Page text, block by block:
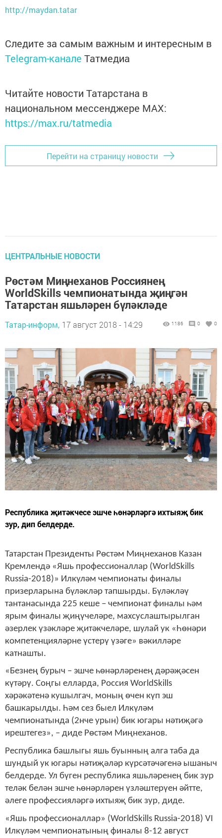
http://maydan.tatar
Следите за самым важным и интересным в
Telegram-канале Татмедиа
Читайте новости Татарстана в
национальном мессенджере MАХ:
https://max.ru/tatmedia
Перейти на страницу новости
ЦЕНТРАЛЬНЫЕ НОВОСТИ
Рөстәм Миңнеханов Россиянең
WorldSkills чемпионатында җиңгән
Татарстан яшьләрен бүләкләде
Татар-информ, 17 август 2018 - 14:29 1186 0 0
Республика җитәкчесе эшче һөнәрләргә ихтыяҗ бик
зур, дип белдерде.
Татарстан Президенты Рөстәм Миңнеханов Казан
Кремлендә «Яшь профессионаллар (WorldSkills
Russia-2018)» Илкүләм чемпионаты финалы
призерларына бүләкләр тапшырды. Бүләкләү
тантанасында 225 кеше – чемпионат финалы һәм
ярым финалы җиңүчеләре, махсуслаштырылган
әзерлек үзәкләре җитәкчеләре, шулай ук «Һөнәри
компетенцияләрне үстерү үзәге» вәкилләре
катнашты.
«Безнең бурыч – эшче һөнәрләренең дәрәҗәсен
күтәрү. Соңгы елларда, Россия WorldSkills
хәрәкәтенә кушылгач, моның өчен күп эш
башкарылды. Һәм сез быел Илкүләм
чемпионатында (2нче урын) бик югары нәтиҗәгә
ирештегез», – диде Рөстәм Миңнеханов.
Республика башлыгы яшь буынның алга таба да
шундый ук югары нәтиҗәләр күрсәтәчәгенә ышаныч
белдерде. Ул бүген республика яшьләренең бик зур
теләк белән эшче һөнәрләрен үзләштерүен әйтте,
әлеге профессияләргә ихтыяҗ бик зур, диде.
«Яшь профессионаллар» (WorldSkills Russia-2018) VI
Илкүләм чемпионатының финалы 8-12 август